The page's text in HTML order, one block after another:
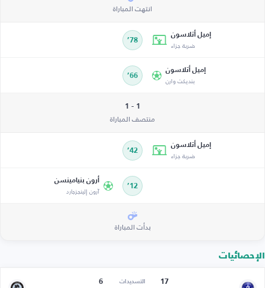
انتهت المباراة
إميل أتلاسون
ضربة جزاء 78’
إميل أتلاسون
بنديكت وارن 66’
1 - 1
منتصف المباراة
إميل أتلاسون
ضربة جزاء 42’
12’
أرون بنيامينسن
آرون إلينجزجارد
بدأت المباراة
الإحصائيات
17 التسديدات 6